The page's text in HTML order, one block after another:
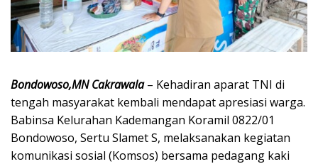
Bondowoso,MN Cakrawala– Kehadiran aparat TNI di
tengah masyarakat kembali mendapat apresiasi warga.
Babinsa Kelurahan Kademangan Koramil 0822/01
Bondowoso, Sertu Slamet S, melaksanakan kegiatan
komunikasi sosial (Komsos) bersama pedagang kaki